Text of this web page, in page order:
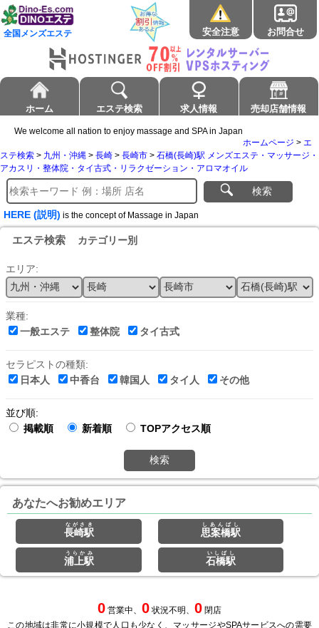
全国メンズエステ 安全注意 お問合せ
ホーム エステ検索 求人情報 売却店舗情報
We welcome all nation to enjoy massage and SPA in Japan
ホームページ > エ
ステ検索 > 九州・沖縄 > 長崎 > 長崎市 > 石橋(長崎)駅 メンズエステ・マッサージ・
アカスリ・整体院・タイ古式・リラクゼーション・アロマオイル
検索
HERE (説明) is the concept of Massage in Japan
エステ検索 カテゴリー別
エリア:
業種:
一般エステ
整体院 タイ古式
セラピストの種類:
日本人
中香台 韓国人 タイ人 その他
並び順:
掲載順
新着順 TOPアクセス順
検索
あなたへお勧めエリア
長崎駅
ながさき
思案橋駅
しあんばし
浦上駅
うらかみ
石橋駅
いしばし
0 営業中、 0 状況不明、 0 閉店
この地域は非常に小規模で人口も少なく、マッサージやSPAサービスへの需要